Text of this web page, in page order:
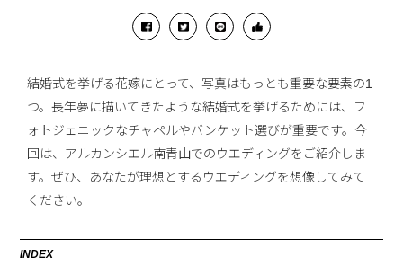
結婚式を挙げる花嫁にとって、写真はもっとも重要な要素の1
つ。長年夢に描いてきたような結婚式を挙げるためには、フ
ォトジェニックなチャペルやバンケット選びが重要です。今
回は、アルカンシエル南青山でのウエディングをご紹介しま
す。ぜひ、あなたが理想とするウエディングを想像してみて
ください。
INDEX